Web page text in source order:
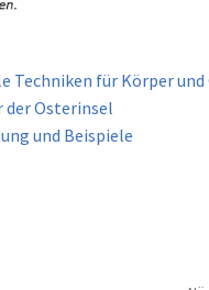
Techniken für Körper und
der Osterinsel
und Beispiele